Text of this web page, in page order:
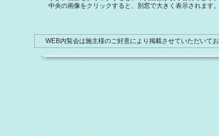
中央の画像をクリックすると、別窓で大きく表示されます
WEB内覧会は施主様のご好意により掲載させていただいて